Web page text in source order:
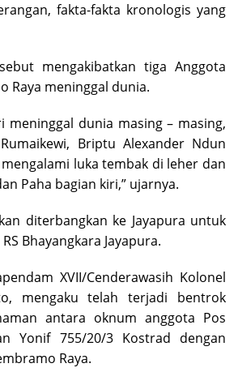
fakta-fakta kronologis yang
mengakibatkan tiga Anggota
Raya meninggal dunia.
meninggal dunia masing – masing,
Briptu Alexander Ndun
luka tembak di leher dan
Paha bagian kiri,” ujarnya.
diterbangkan ke Jayapura untuk
Bhayangkara Jayapura.
XVII/Cenderawasih Kolonel
mengaku telah terjadi bentrok
antara oknum anggota Pos
Yonif 755/20/3 Kostrad dengan
Raya.